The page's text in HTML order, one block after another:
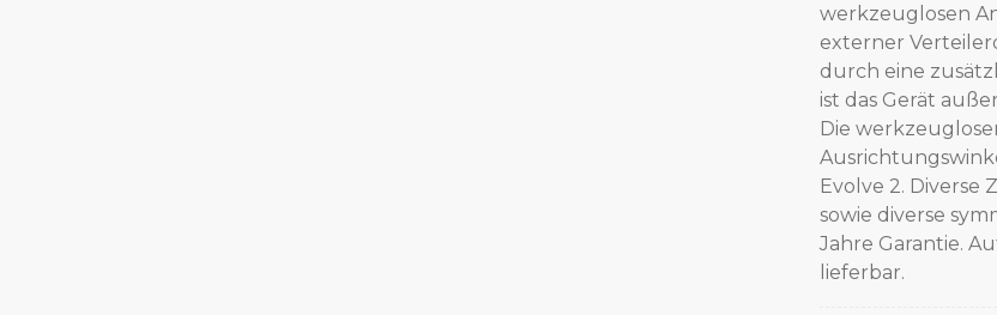
werkzeuglosen
externer
durch eine
ist das Gerät
Die
Evolve 2.
sowie diverse
Jahre Garantie.
lieferbar.